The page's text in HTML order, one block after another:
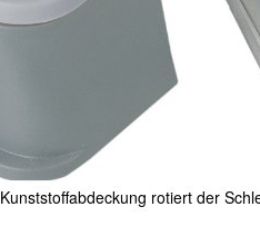
rotiert der